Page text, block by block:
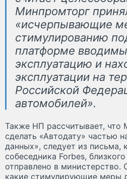
Минпромторг
«исчерпывающие
стимулированию
платформе
эксплуатацию и
эксплуатации на
Российской
автомобилей».
Также НП рассчитывает,
сделать «Автодату» частью
данных», следует из письма,
собеседника Forbes,
отправлено в министерство.
какие стимулирующие меры